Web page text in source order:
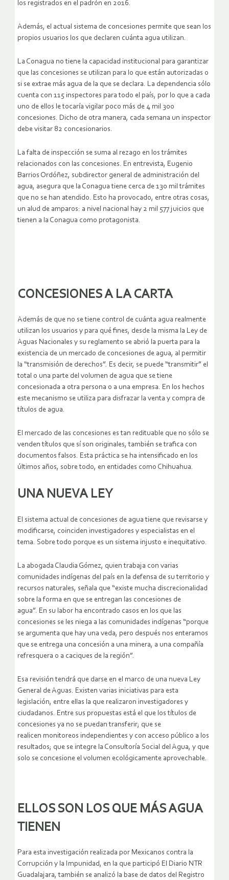
los registrados en el padrón en 2016.
Además, el actual sistema de concesiones permite que sean los
propios usuarios los que declaren cuánta agua utilizan.
La Conagua no tiene la capacidad institucional para garantizar
que las concesiones se utilizan para lo que están autorizadas o
si se extrae más agua de la que se declara. La dependencia sólo
cuenta con 115 inspectores para todo el país, por lo que a cada
uno de ellos le tocaría vigilar poco más de 4 mil 300
concesiones. Dicho de otra manera, cada semana un inspector
debe visitar 82 concesionarios.
La falta de inspección se suma al rezago en los trámites
relacionados con las concesiones. En entrevista, Eugenio
Barrios Ordóñez, subdirector general de administración del
agua, asegura que la Conagua tiene cerca de 130 mil trámites
que no se han atendido. Esto ha provocado, entre otras cosas,
un alud de amparos: a nivel nacional hay 2 mil 577 juicios que
tienen a la Conagua como protagonista.
CONCESIONES A LA CARTA
Además de que no se tiene control de cuánta agua realmente
utilizan los usuarios y para qué fines, desde la misma la Ley de
Aguas Nacionales y su reglamento se abrió la puerta para la
existencia de un mercado de concesiones de agua, al permitir
la “transmisión de derechos”. Es decir, se puede “transmitir” el
total o una parte del volumen de agua que se tiene
concesionada a otra persona o a una empresa. En los hechos
este mecanismo se utiliza para disfrazar la venta y compra de
títulos de agua.
El mercado de las concesiones es tan redituable que no sólo se
venden títulos que sí son originales, también se trafica con
documentos falsos. Esta práctica se ha intensificado en los
últimos años, sobre todo, en entidades como Chihuahua.
UNA NUEVA LEY
El sistema actual de concesiones de agua tiene que revisarse y
modificarse, coinciden investigadores y especialistas en el
tema. Sobre todo porque es un sistema injusto e inequitativo.
La abogada Claudia Gómez, quien trabaja con varias
comunidades indígenas del país en la defensa de su territorio y
recursos naturales, señala que “existe mucha discrecionalidad
sobre la forma en que se entregan las concesiones de
agua”. En su labor ha encontrado casos en los que las
concesiones se les niega a las comunidades indígenas “porque
se argumenta que hay una veda, pero después nos enteramos
que se entrega una concesión a una minera, a una compañía
refresquera o a caciques de la región”.
Esa revisión tendrá que darse en el marco de una nueva Ley
General de Aguas. Existen varias iniciativas para esta
legislación, entre ellas la que realizaron investigadores y
ciudadanos. Entre sus propuestas está el que los títulos de
concesiones ya no se puedan transferir; que se
realicen monitoreos independientes y con acceso público a los
resultados; que se integre la Consultoría Social del Agua, y que
solo se concesione el volumen ecológicamente aprovechable.
ELLOS SON LOS QUE MÁS AGUA
TIENEN
Para esta investigación realizada por Mexicanos contra la
Corrupción y la Impunidad, en la que participó El Diario NTR
Guadalajara, también se analizó la base de datos del Registro